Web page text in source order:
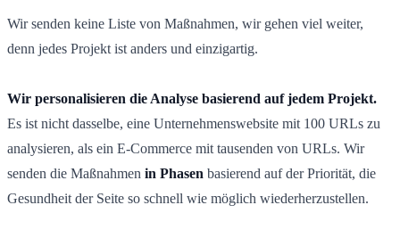
Wir senden keine Liste von Maßnahmen, wir gehen viel weiter,
denn jedes Projekt ist anders und einzigartig.
Wir personalisieren die Analyse basierend auf jedem Projekt.
Es ist nicht dasselbe, eine Unternehmenswebsite mit 100 URLs zu
analysieren, als ein E-Commerce mit tausenden von URLs. Wir
senden die Maßnahmen in Phasen basierend auf der Priorität, die
Gesundheit der Seite so schnell wie möglich wiederherzustellen.